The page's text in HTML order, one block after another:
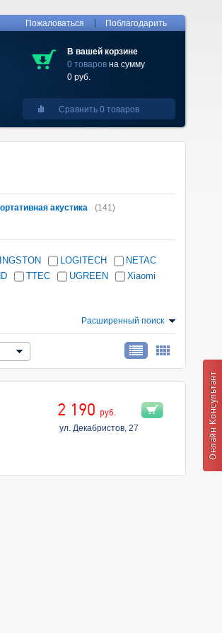
Пожаловаться Поблагодарить
В вашей корзине
0 товаров на сумму
0 руб.
Сравнить 0 товаров
акустика
(141)
LOGITECH
NETAC
TTEC UGREEN
Xiaomi
Расширенный поиск
2 190 руб.
ул. Декабристов, 27